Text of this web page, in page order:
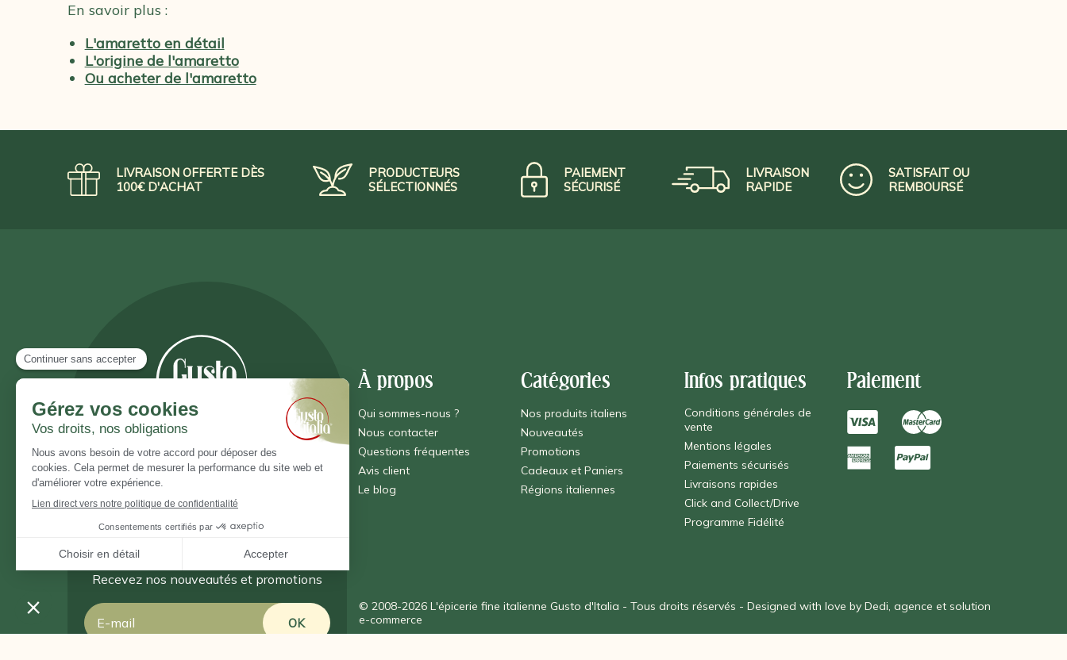
En savoir plus :
L'amaretto en détail
L'origine de l'amaretto
Ou acheter de l'amaretto
LIVRAISON OFFERTE DÈS
100€ D'ACHAT
PRODUCTEURS
SÉLECTIONNÉS
PAIEMENT
SÉCURISÉ
LIVRAISON
RAPIDE
SATISFAIT OU
REMBOURSÉ
À propos
Qui sommes-nous ?
Nous contacter
Questions fréquentes
Avis client
Le blog
Catégories
Nos produits italiens
Nouveautés
Promotions
Cadeaux et Paniers
Régions italiennes
Infos pratiques
Conditions générales de
vente
Mentions légales
Paiements sécurisés
Livraisons rapides
Click and Collect/Drive
Programme Fidélité
Paiement
Inscrivez vous à notre newsletter
Recevez nos nouveautés et promotions
Email © 2008-2026 L'épicerie fine italienne Gusto d'Italia - Tous droits réservés - Designed with love byDedi, agence et solution
e-commerce